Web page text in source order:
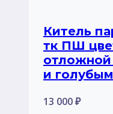
Китель
тк ПШ
отложной
и
13 000₽